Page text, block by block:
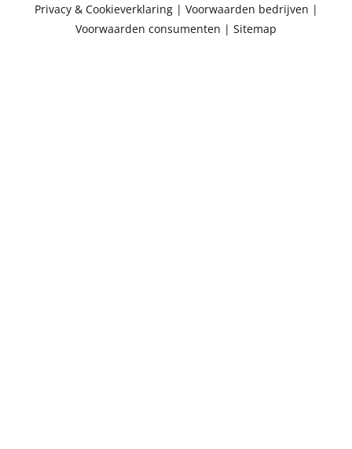
Privacy & Cookieverklaring| Voorwaarden bedrijven |
Voorwaarden consumenten | Sitemap